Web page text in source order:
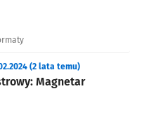
Magnetar
(2 lata temu)